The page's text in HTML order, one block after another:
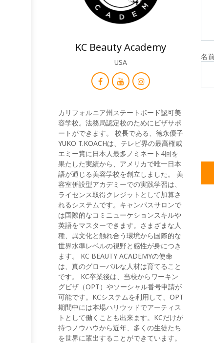
KC Beauty Academy
USA
カリフォルニア州ステートボード認可美
容学校。法務局認定校のためにビザサポ
ートができます。 校長である、徳永優子
YUKO T.KOACHは、テレビ界の最高権威
エミー賞に日本人最多ノミネート4回を
果たした実績から、アメリカで唯一日本
語が通じる美容学校を創立しました。 美
容室併設型アカデミーでの実践学習は、
ライセンス取得クレジットとして加算さ
れるシステムです。キャンパスサロンで
は国際的なコミニューケションスキルや
英語をマスターできます。さまざまな人
種、異文化と触れ合う環境から国際的な
世界水準レベルの視野と感性が身につき
ます。 KC BEAUTY ACADEMYの使命
は、真のグローバルな人材は育てること
です。 KC卒業後は、当校からワーキン
グビザ（OPT）やソーシャル番号申請が
可能です。KCシステムを利用して、OPT
期間中には本場ハリウッドでアーティス
トとして働くことも出来ます。KCだけが
持つノウハウから近年、多くの生徒たち
を世界に輩出することができています。
名